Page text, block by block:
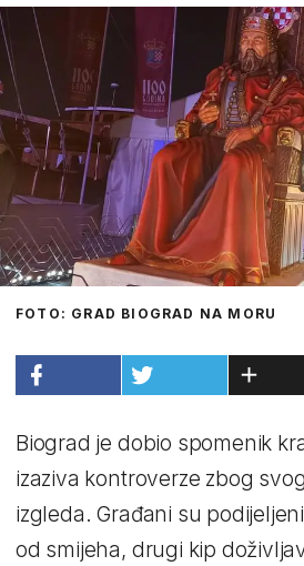
FOTO: GRAD BIOGRAD NA MORU
Biograd je dobio spomenik
izaziva kontroverze zbog
izgleda. Građani su
od smijeha, drugi kip